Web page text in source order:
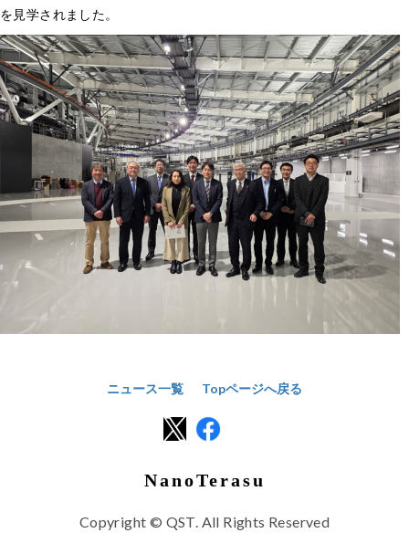
を見学されました。
ニュース一覧 Topページへ戻る
NanoTerasu
Copyright © QST. All Rights Reserved